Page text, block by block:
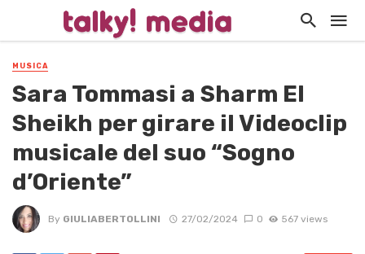
MUSICA
Sara Tommasi a Sharm El
Sheikh per girare il Videoclip
musicale del suo “Sogno
d’Oriente”
By GIULIABERTOLLINI 27/02/2024 0 567 views